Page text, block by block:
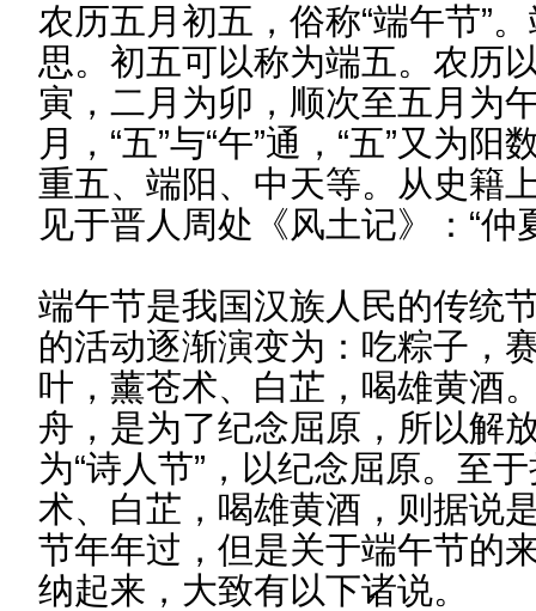
农历五月初五，俗称“端午节”。
思。初五可以称为端五。农历
寅，二月为卯，顺次至五月为
月，“五”与“午”通，“五”又为
重五、端阳、中天等。从史籍
见于晋人周处《风土记》：“仲
端午节是我国汉族人民的传统
的活动逐渐演变为：吃粽子，
叶，薰苍术、白芷，喝雄黄酒
舟，是为了纪念屈原，所以解
为“诗人节”，以纪念屈原。至
术、白芷，喝雄黄酒，则据说
节年年过，但是关于端午节的
纳起来，大致有以下诸说。